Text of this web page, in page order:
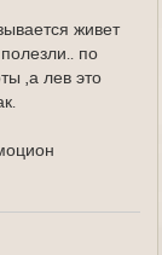
живет
по
,а лев это